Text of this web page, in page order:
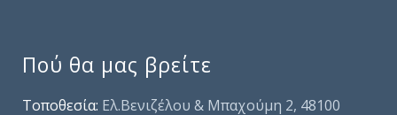
Πού θα μας βρείτε
Τοποθεσία: Ελ.Βενιζέλου & Μπαχούμη 2, 48100